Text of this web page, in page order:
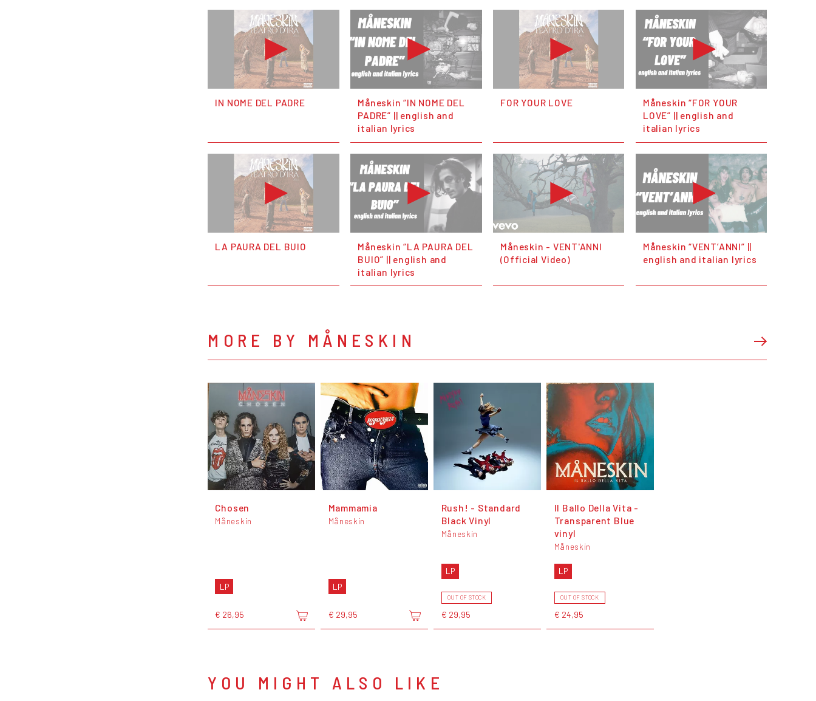
IN NOME DEL PADRE
Måneskin “IN NOME DEL
PADRE” || english and
italian lyrics
FOR YOUR LOVE
Måneskin “FOR YOUR
LOVE” || english and
italian lyrics
LA PAURA DEL BUIO
Måneskin “LA PAURA DEL
BUIO” || english and
italian lyrics
Måneskin - VENT'ANNI
(Official Video)
Måneskin “VENT’ANNI” ||
english and italian lyrics
MORE BY MÅNESKIN
Chosen
Måneskin
LP
€ 26,95
Mammamia
Måneskin
LP
€ 29,95
Rush! - Standard
Black Vinyl
Måneskin
LP
OUT OF STOCK
€ 29,95
Il Ballo Della Vita -
Transparent Blue
vinyl
Måneskin
LP
OUT OF STOCK
€ 24,95
YOU MIGHT ALSO LIKE